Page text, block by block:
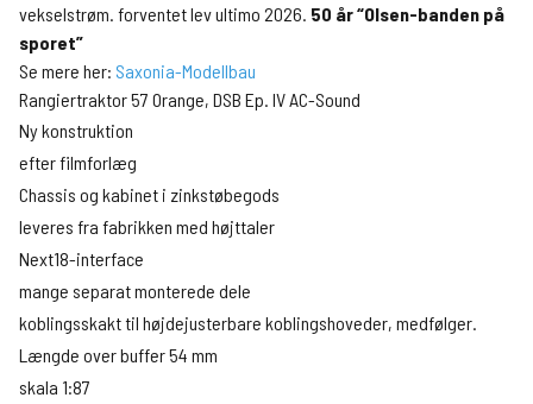
vekselstrøm. forventet lev ultimo 2026. 50 år “Olsen-banden på
sporet”
Se mere her: Saxonia-Modellbau
Rangiertraktor 57 Orange, DSB Ep. IV AC-Sound
Ny konstruktion
efter filmforlæg
Chassis og kabinet i zinkstøbegods
leveres fra fabrikken med højttaler
Next18-interface
mange separat monterede dele
koblingsskakt til højdejusterbare koblingshoveder, medfølger.
Længde over buffer 54 mm
skala 1:87